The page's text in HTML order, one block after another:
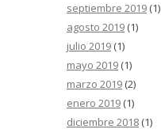
septiembre 2019 (1)
agosto 2019 (1)
julio 2019 (1)
mayo 2019 (1)
marzo 2019 (2)
enero 2019 (1)
diciembre 2018 (1)